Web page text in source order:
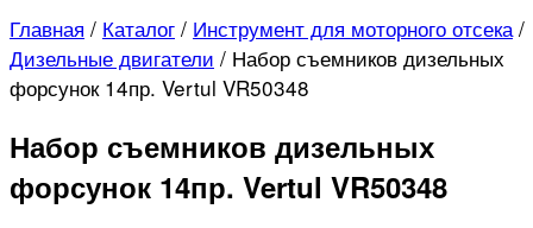
Главная / Каталог / Инструмент для моторного отсека /
Дизельные двигатели / Набор съемников дизельных
форсунок 14пр. Vertul VR50348
Набор съемников дизельных
форсунок 14пр. Vertul VR50348